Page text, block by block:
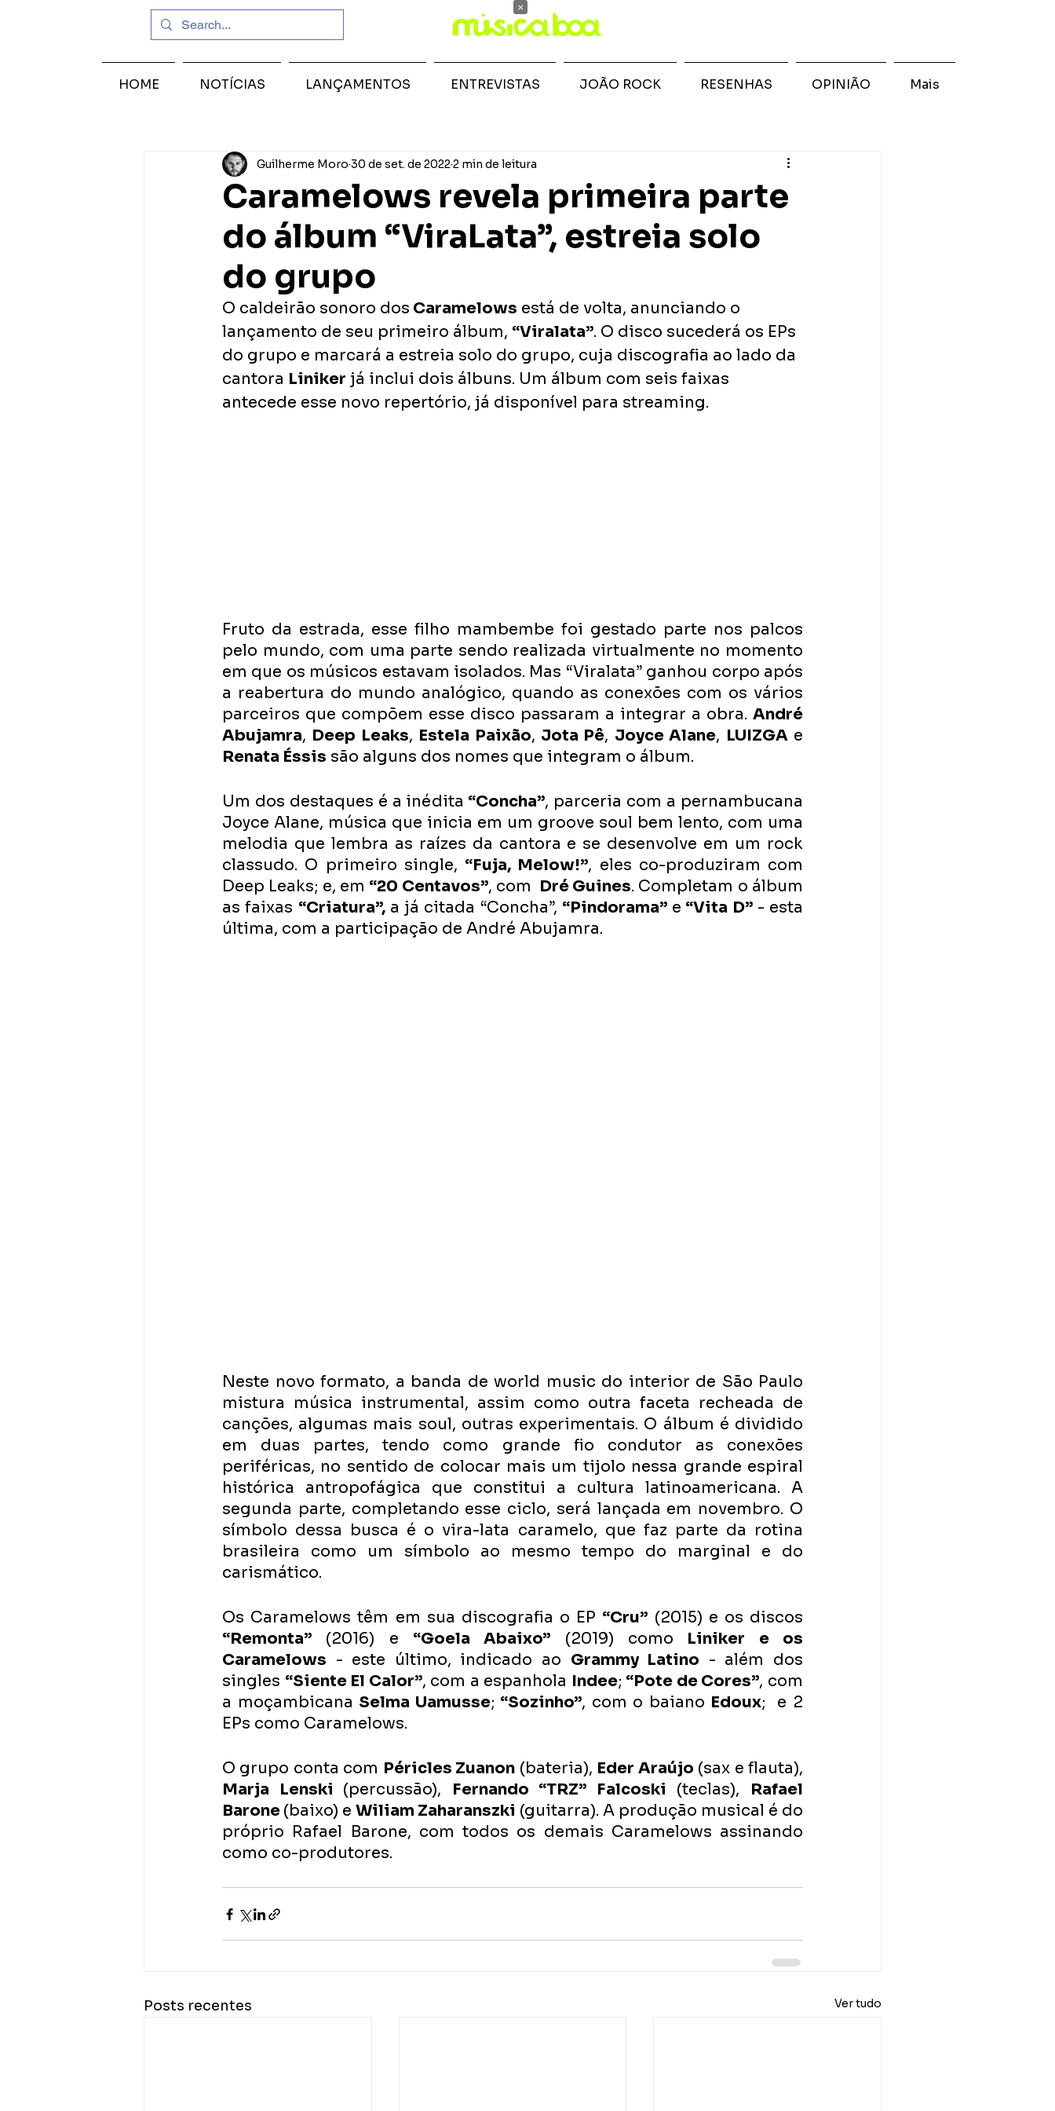
Caramelows revela primeira parte
do álbum “ViraLata”, estreia solo
do grupo
Guilherme Moro 30 de set. de 2022 2 min de leitura
O caldeirão sonoro dos Caramelows está de volta, anunciando o
lançamento de seu primeiro álbum, “Viralata”. O disco sucederá os EPs
do grupo e marcará a estreia solo do grupo, cuja discografia ao lado da
cantora Liniker já inclui dois álbuns. Um álbum com seis faixas
antecede esse novo repertório, já disponível para streaming.
Fruto da estrada, esse filho mambembe foi gestado parte nos palcos
pelo mundo, com uma parte sendo realizada virtualmente no momento
em que os músicos estavam isolados. Mas “Viralata” ganhou corpo após
a reabertura do mundo analógico, quando as conexões com os vários
parceiros que compõem esse disco passaram a integrar a obra. André
Abujamra, Deep Leaks, Estela Paixão, Jota Pê, Joyce Alane, LUIZGA
Renata Éssis são alguns dos nomes que integram o álbum.
Um dos destaques é a inédita “Concha”, parceria com a pernambucana
Joyce Alane, música que inicia em um groove soul bem lento, com uma
melodia que lembra as raízes da cantora e se desenvolve em um rock
classudo. O primeiro single, “Fuja, Melow!”, eles co-produziram com
Deep Leaks; e, em “20 Centavos”, com Dré Guines. Completam o álbum
as faixas “Criatura”, a já citada “Concha”, “Pindorama” e “Vita D” - esta
última, com a participação de André Abujamra.
Neste novo formato, a banda de world music do interior de São Paulo
mistura música instrumental, assim como outra faceta recheada de
canções, algumas mais soul, outras experimentais. O álbum é dividido
em duas partes, tendo como grande fio condutor as conexões
periféricas, no sentido de colocar mais um tijolo nessa grande espiral
histórica antropofágica que constitui a cultura latinoamericana. A
segunda parte, completando esse ciclo, será lançada em novembro. O
símbolo dessa busca é o vira-lata caramelo, que faz parte da rotina
brasileira como um símbolo ao mesmo tempo do marginal e do
carismático.
Os Caramelows têm em sua discografia o EP “Cru”
“Remonta” (2016) e “Goela Abaixo” (2019) como Liniker e os
Caramelows - este último, indicado ao Grammy Latino - além dos
singles “Siente El Calor”, com a espanhola Indee; “Pote de Cores”, com
a moçambicana Selma Uamusse; “Sozinho”, com o baiano Edoux;  e 2
EPs como Caramelows.
O grupo conta com Péricles Zuanon (bateria), Eder Araújo
Marja Lenski (percussão), Fernando “TRZ” Falcoski (teclas), Rafael
Barone (baixo) e Wiliam Zaharanszki (guitarra). A produção musical é do
próprio Rafael Barone, com todos os demais Caramelows assinando
como co-produtores.
Posts recentes Ver tudo
HOME NOTÍCIAS LANÇAMENTOS ENTREVISTAS JOÃO ROCK RESENHAS OPINIÃO Mais
×